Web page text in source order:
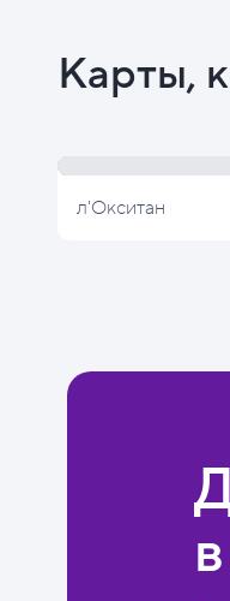
Карты,
л'Окситан